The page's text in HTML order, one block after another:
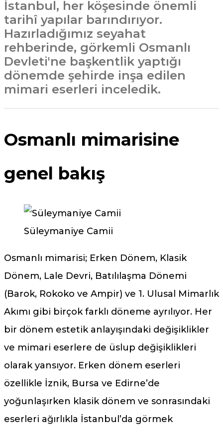
İstanbul, her köşesinde önemli
tarihî yapılar barındırıyor.
Hazırladığımız seyahat
rehberinde, görkemli Osmanlı
Devleti'ne başkentlik yaptığı
dönemde şehirde inşa edilen
mimari eserleri inceledik.
Osmanlı mimarisine
genel bakış
Süleymaniye Camii
Osmanlı mimarisi; Erken Dönem, Klasik
Dönem, Lale Devri, Batılılaşma Dönemi
(Barok, Rokoko ve Ampir) ve 1. Ulusal Mimarlık
Akımı gibi birçok farklı döneme ayrılıyor. Her
bir dönem estetik anlayışındaki değişiklikler
ve mimari eserlere de üslup değişiklikleri
olarak yansıyor. Erken dönem eserleri
özellikle İznik, Bursa ve Edirne’de
yoğunlaşırken klasik dönem ve sonrasındaki
eserleri ağırlıkla İstanbul’da görmek